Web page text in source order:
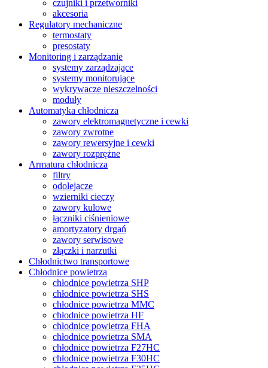
czujniki i przetworniki
akcesoria
Regulatory mechaniczne
termostaty
presostaty
Monitoring i zarządzanie
systemy zarządzające
systemy monitorujące
wykrywacze nieszczelności
moduły
Automatyka chłodnicza
zawory elektromagnetyczne i cewki
zawory zwrotne
zawory rewersyjne i cewki
zawory rozprężne
Armatura chłodnicza
filtry
odolejacze
wzierniki cieczy
zawory kulowe
łączniki ciśnieniowe
amortyzatory drgań
zawory serwisowe
złączki i narzutki
Chłodnictwo transportowe
Chłodnice powietrza
chłodnice powietrza SHP
chłodnice powietrza SHS
chłodnice powietrza MMC
chłodnice powietrza HF
chłodnice powietrza FHA
chłodnice powietrza SMA
chłodnice powietrza F27HC
chłodnice powietrza F30HC